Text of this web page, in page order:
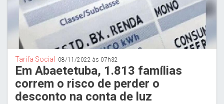
Tarifa Social 08/11/2022 às 07h32
Em Abaetetuba, 1.813 famílias
correm o risco de perder o
desconto na conta de luz